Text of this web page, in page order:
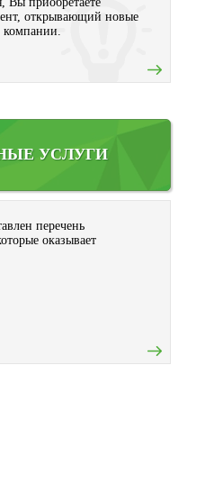
открывающий новые
компании.
УСЛУГИ
перечень
оказывает